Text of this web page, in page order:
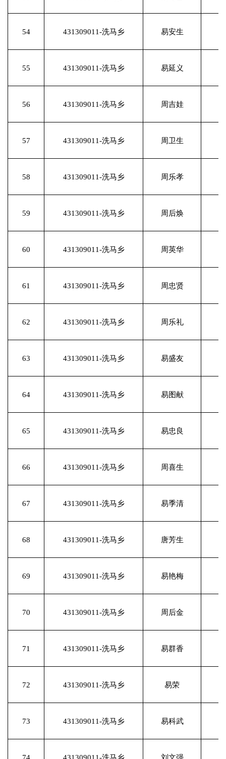
54 431309011-洗马乡 易安生
55 431309011-洗马乡 易延义
56 431309011-洗马乡 周吉娃
57 431309011-洗马乡 周卫生
58 431309011-洗马乡 周乐孝
59 431309011-洗马乡 周后焕
60 431309011-洗马乡 周英华
61 431309011-洗马乡 周忠贤
62 431309011-洗马乡 周乐礼
63 431309011-洗马乡 易盛友
64 431309011-洗马乡 易图献
65 431309011-洗马乡 易忠良
66 431309011-洗马乡 周喜生
67 431309011-洗马乡 易季清
68 431309011-洗马乡 唐芳生
69 431309011-洗马乡 易艳梅
70 431309011-洗马乡 周后金
71 431309011-洗马乡 易群香
72 431309011-洗马乡 易荣
73 431309011-洗马乡 易科武